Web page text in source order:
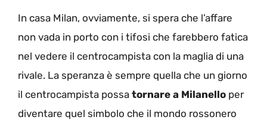
In casa Milan, ovviamente, si spera che l’affare
non vada in porto con i tifosi che farebbero fatica
nel vedere il centrocampista con la maglia di una
rivale. La speranza è sempre quella che un giorno
il centrocampista possa tornare a Milanello per
diventare quel simbolo che il mondo rossonero